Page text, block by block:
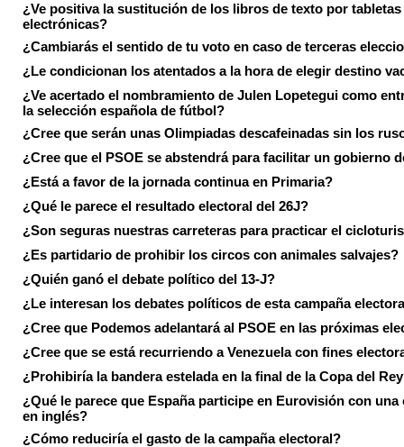
¿Ve positiva la sustitución de los libros de texto por tabletas
electrónicas?
¿Cambiarás el sentido de tu voto en caso de terceras
¿Le condicionan los atentados a la hora de elegir destino
¿Ve acertado el nombramiento de Julen Lopetegui como
la selección española de fútbol?
¿Cree que serán unas Olimpiadas descafeinadas sin los
¿Cree que el PSOE se abstendrá para facilitar un gobierno
¿Está a favor de la jornada continua en Primaria?
¿Qué le parece el resultado electoral del 26J?
¿Son seguras nuestras carreteras para practicar el
¿Es partidario de prohibir los circos con animales salvajes?
¿Quién ganó el debate político del 13-J?
¿Le interesan los debates políticos de esta campaña
¿Cree que Podemos adelantará al PSOE en las próximas
¿Cree que se está recurriendo a Venezuela con fines
¿Prohibiría la bandera estelada en la final de la Copa del
¿Qué le parece que España participe en Eurovisión con una
en inglés?
¿Cómo reduciría el gasto de la campaña electoral?